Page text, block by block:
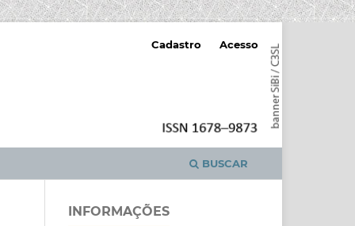
BUSCAR
Cadastro Acesso
INFORMAÇÕES